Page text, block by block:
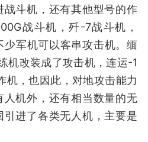
斗机，还有其他型号的作
战斗机，歼-7战斗机，
军机可以客串攻击机。缅
机改装成了攻击机，连运-1
机，也因此，对地攻击能力
机外，还有相当数量的无
引进了各类无人机，主要是